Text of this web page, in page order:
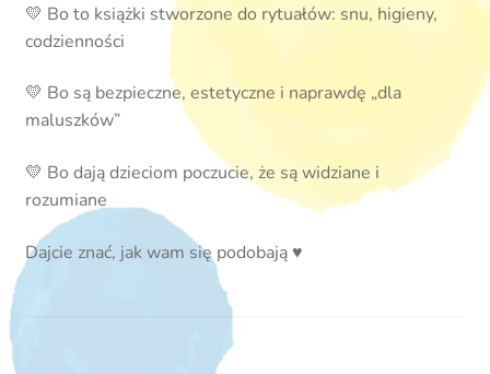
💛 Bo to książki stworzone do rytuałów: snu, higieny,
codzienności
💛 Bo są bezpieczne, estetyczne i naprawdę „dla
maluszków”
💛 Bo dają dzieciom poczucie, że są widziane i
rozumiane
Dajcie znać, jak wam się podobają ♥️